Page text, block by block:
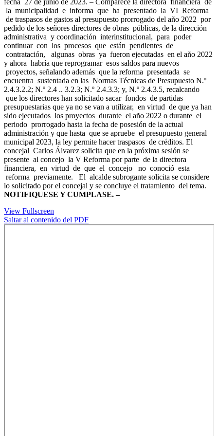
fecha 27 de junio de 2023. – Comparece la directora financiera de
la municipalidad e informa que ha presentado la VI Reforma
de traspasos de gastos al presupuesto prorrogado del año 2022 por
pedido de los señores directores de obras públicas, de la dirección
administrativa y coordinación interinstitucional, para poder
continuar con los procesos que están pendientes de
contratación, algunas obras ya fueron ejecutadas en el año 2022
y ahora habría que reprogramar esos saldos para nuevos
proyectos, señalando además que la reforma presentada se
encuentra sustentada en las Normas Técnicas de Presupuesto N.º
2.4.3.2.2; N.º 2.4 .. 3.2.3; N.º 2.4.3.3; y, N.º 2.4.3.5, recalcando
que los directores han solicitado sacar fondos de partidas
presupuestarias que ya no se van a utilizar, en virtud de que ya han
sido ejecutados los proyectos durante el año 2022 o durante el
periodo prorrogado hasta la fecha de posesión de la actual
administración y que hasta que se apruebe el presupuesto general
municipal 2023, la ley permite hacer traspasos de créditos. El
concejal Carlos Álvarez solicita que en la próxima sesión se
presente al concejo la V Reforma por parte de la directora
financiera, en virtud de que el concejo no conoció esta
reforma previamente. El alcalde subrogante solicita se considere
lo solicitado por el concejal y se concluye el tratamiento del tema.
NOTIFIQUESE Y CUMPLASE. –
View Fullscreen
Saltar al contenido del PDF